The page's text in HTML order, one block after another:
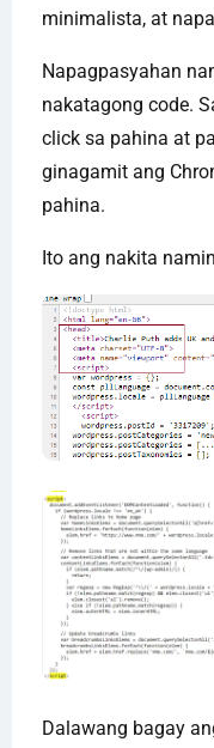
minimalista, at
Napagpasyahan
nakatagong code.
click sa pahina at
ginagamit ang
pahina.
Ito ang nakita
Dalawang bagay